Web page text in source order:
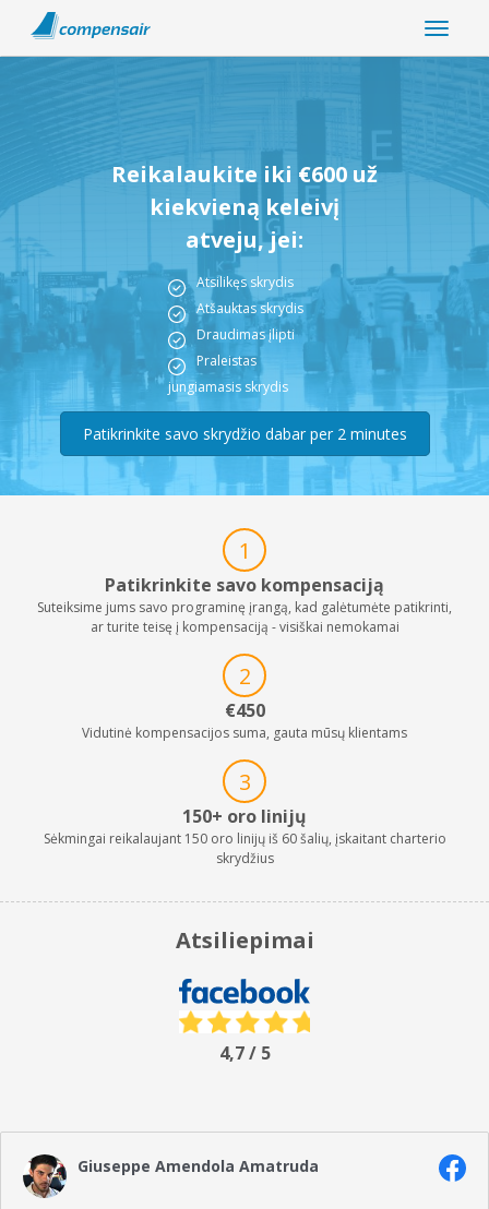
Reikalaukite iki €600 už
kiekvieną keleivį
atveju, jei:
Atsilikęs skrydis
Atšauktas skrydis
Draudimas įlipti
Praleistas
jungiamasis skrydis
Patikrinkite savo skrydžio dabar per 2 minutes
1
Patikrinkite savo kompensaciją
Suteiksime jums savo programinę įrangą, kad galėtumėte patikrinti,
ar turite teisę į kompensaciją - visiškai nemokamai
2
€450
Vidutinė kompensacijos suma, gauta mūsų klientams
3
150+ oro linijų
Sėkmingai reikalaujant 150 oro linijų iš 60 šalių, įskaitant charterio
skrydžius
Atsiliepimai
4,7 / 5
Giuseppe Amendola Amatruda